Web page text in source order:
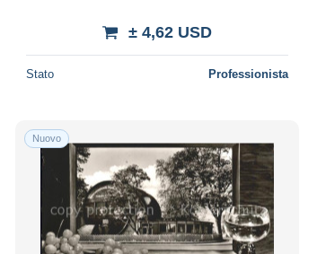
± 4,62 USD
Stato Professionista
Nuovo